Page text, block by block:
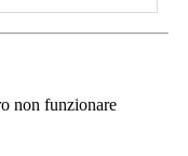
non funzionare